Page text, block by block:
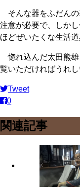
そんな器をふだんの
注意が必要で、しか
ほどぜいたくな生活道
惚れ込んだ太田熊雄
覧いただければうれし
Tweet
0
関連記事